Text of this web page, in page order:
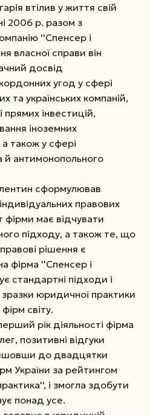
втілив у життя свій
2006 р. разом з
''Спенсер і
власної справи він
досвід
угод у сфері
та українських компаній,
інвестицій,
іноземних
також у сфері
й антимонопольного
сформулював
правових
фірми має відчувати
підходу, а також те, що
рішення є
фірма ''Спенсер і
стандартні підходи і
зразки юридичної практики
світу.
рік діяльності фірма
позитивні відгуки
до двадцятки
України за рейтингом
і змогла здобути
понад усе.